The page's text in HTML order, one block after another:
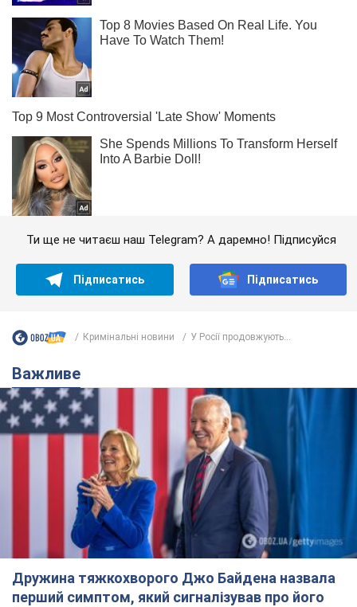
Ти ще не читаєш наш Telegram? А даремно! Підписуйся
Підписатись Підписатись
Кримінальні новини У Росії продовжують...
Важливе
Дружина тяжкохворого Джо Байдена назвала
перший симптом, який сигналізував про його